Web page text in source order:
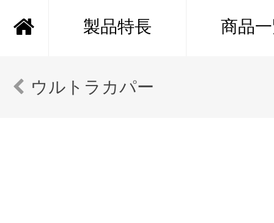
製品特長 商品
ウルトラカパー